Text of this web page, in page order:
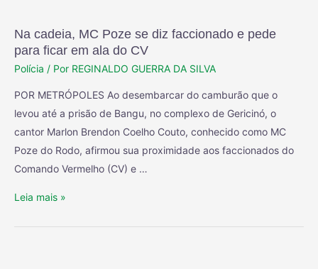
Na cadeia, MC Poze se diz faccionado e pede
para ficar em ala do CV
Polícia / Por REGINALDO GUERRA DA SILVA
POR METRÓPOLES Ao desembarcar do camburão que o
levou até a prisão de Bangu, no complexo de Gericinó, o
cantor Marlon Brendon Coelho Couto, conhecido como MC
Poze do Rodo, afirmou sua proximidade aos faccionados do
Comando Vermelho (CV) e …
Leia mais »